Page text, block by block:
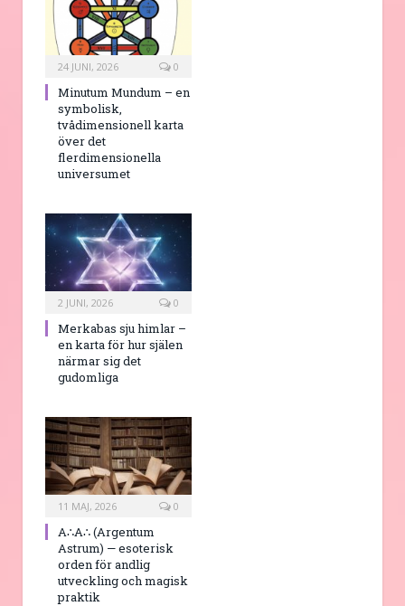
24 JUNI, 2026 0
Minutum Mundum – en
symbolisk,
tvådimensionell karta
över det
flerdimensionella
universumet
2 JUNI, 2026 0
Merkabas sju himlar –
en karta för hur själen
närmar sig det
gudomliga
11 MAJ, 2026 0
A∴A∴ (Argentum
Astrum) — esoterisk
orden för andlig
utveckling och magisk
praktik